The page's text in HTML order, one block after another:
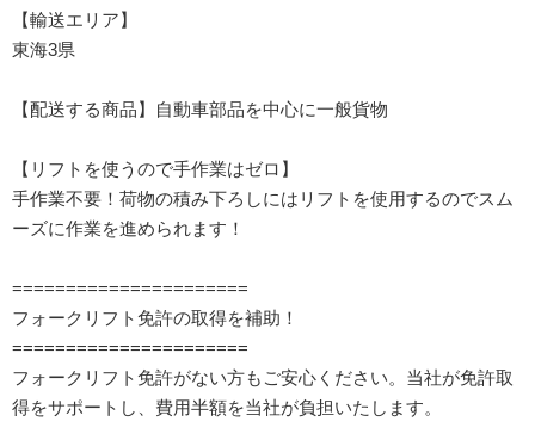
【輸送エリア】
東海3県
【配送する商品】自動車部品を中心に一般貨物
【リフトを使うので手作業はゼロ】
手作業不要！荷物の積み下ろしにはリフトを使用するのでスム
ーズに作業を進められます！
======================
フォークリフト免許の取得を補助！
======================
フォークリフト免許がない方もご安心ください。当社が免許取
得をサポートし、費用半額を当社が負担いたします。